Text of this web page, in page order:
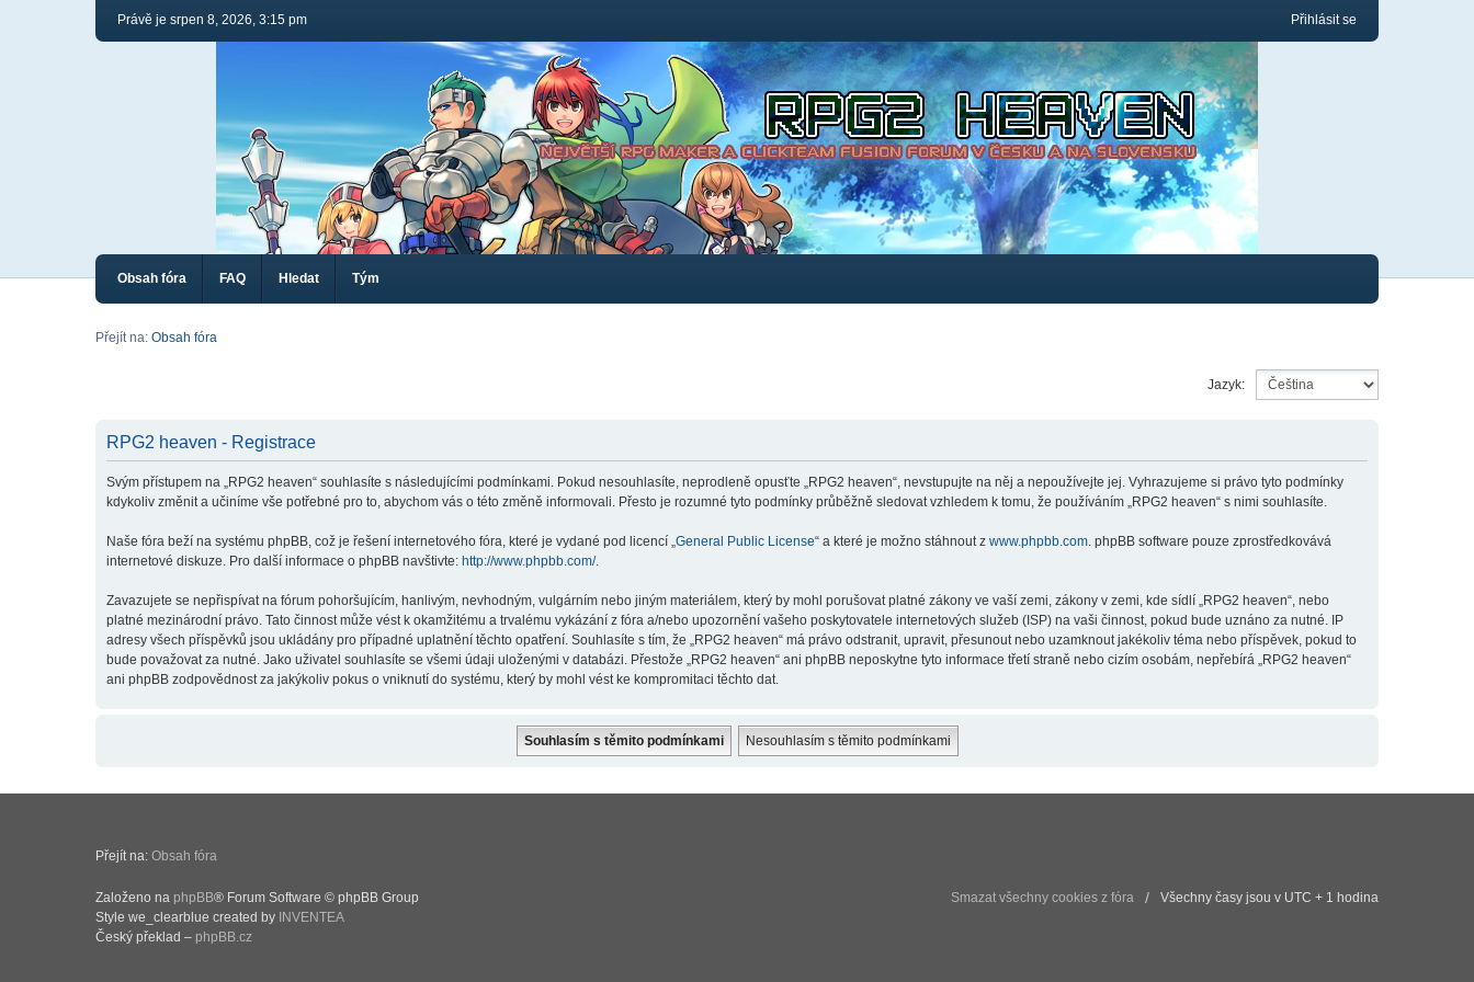
Právě je srpen 8, 2026, 3:15 pm Přihlásit se
Obsah fóra FAQ Hledat Tým
Přejít na: Obsah fóra
Jazyk:
RPG2 heaven - Registrace
Svým přístupem na „RPG2 heaven“ souhlasíte s následujícími podmínkami. Pokud nesouhlasíte, neprodleně opusťte „RPG2 heaven“, nevstupujte na něj a nepoužívejte jej. Vyhrazujeme si právo tyto podmínky
kdykoliv změnit a učiníme vše potřebné pro to, abychom vás o této změně informovali. Přesto je rozumné tyto podmínky průběžně sledovat vzhledem k tomu, že používáním „RPG2 heaven“ s nimi souhlasíte.
Naše fóra beží na systému phpBB, což je řešení internetového fóra, které je vydané pod licencí „General Public License“ a které je možno stáhnout z www.phpbb.com. phpBB software pouze zprostředkovává
internetové diskuze. Pro další informace o phpBB navštivte: http://www.phpbb.com/.
Zavazujete se nepřispívat na fórum pohoršujícím, hanlivým, nevhodným, vulgárním nebo jiným materiálem, který by mohl porušovat platné zákony ve vaší zemi, zákony v zemi, kde sídlí „RPG2 heaven“, nebo
platné mezinárodní právo. Tato činnost může vést k okamžitému a trvalému vykázání z fóra a/nebo upozornění vašeho poskytovatele internetových služeb (ISP) na vaši činnost, pokud bude uznáno za nutné. IP
adresy všech příspěvků jsou ukládány pro případné uplatnění těchto opatření. Souhlasíte s tím, že „RPG2 heaven“ má právo odstranit, upravit, přesunout nebo uzamknout jakékoliv téma nebo příspěvek, pokud to
bude považovat za nutné. Jako uživatel souhlasíte se všemi údaji uloženými v databázi. Přestože „RPG2 heaven“ ani phpBB neposkytne tyto informace třetí straně nebo cizím osobám, nepřebírá „RPG2 heaven“
ani phpBB zodpovědnost za jakýkoliv pokus o vniknutí do systému, který by mohl vést ke kompromitaci těchto dat.
Přejít na: Obsah fóra
Smazat všechny cookies z fóra Všechny časy jsou v UTC + 1 hodina
Založeno na phpBB® Forum Software © phpBB Group
Style we_clearblue created by INVENTEA
Český překlad – phpBB.cz